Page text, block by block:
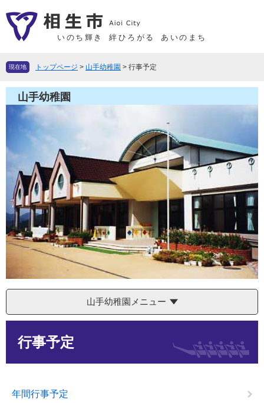
ー
先
す
ニ
を
し
文
へ
いのち輝き 絆ひろがる あいのまち
現在地 トップページ > 山手幼稚園 > 行事予定
山手幼稚園
山手幼稚園メニュー
行事予定
年間行事予定